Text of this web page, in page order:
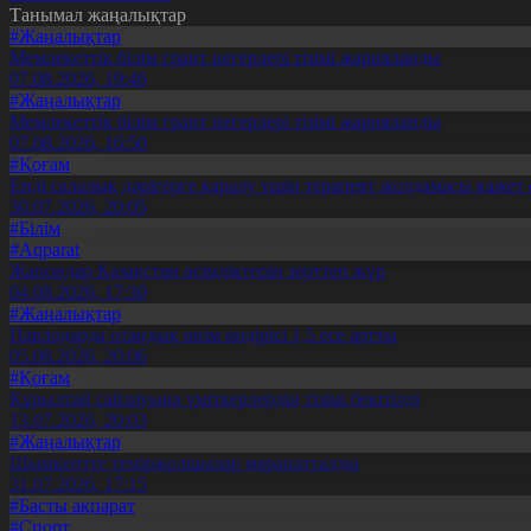
Танымал жаңалықтар
#Жаңалықтар
Мемлекеттік білім грант иегерлері тізімі жарияланды
07.08.2026, 19:46
#Жаңалықтар
Мемлекеттік білім грант иегерлері тізімі жарияланды
07.08.2026, 16:50
#Қоғам
Енді салалық дәрігерге қаралу үшін терапевт жолдамасы қажет
30.07.2026, 20:05
#Білім
#Aqparat
Жапондар Қазақстан өсімдіктерін зерттеп жүр
04.08.2026, 17:30
#Жаңалықтар
Павлодарда отандық өнім өндірісі 1,5 есе артты
05.08.2026, 20:06
#Қоғам
Құрылтай сайлауына үміткерлердің тізімі бекітілді
13.07.2026, 20:03
#Жаңалықтар
Шымкентте теміржолшылар марапатталды
31.07.2026, 17:15
#Басты ақпарат